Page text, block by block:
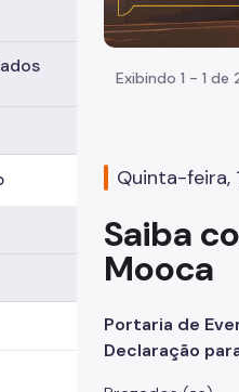
Exibindo 1 - 1 de
Quinta-feira,
Saiba
Mooca
Portaria de
Declaração